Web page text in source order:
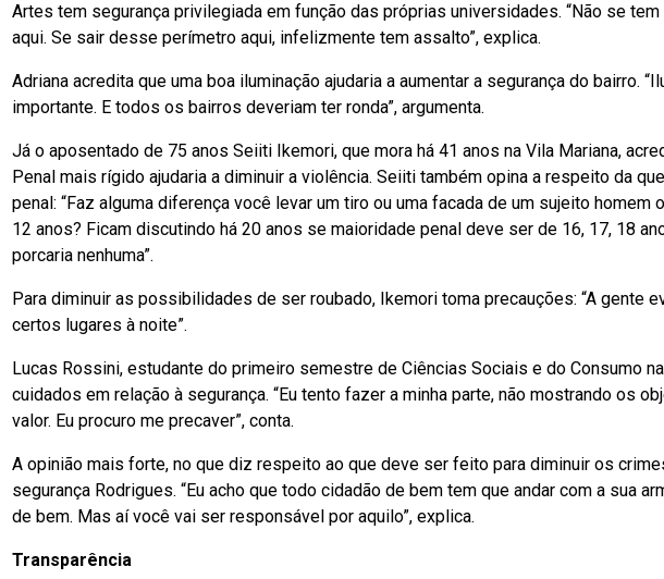
Artes tem segurança privilegiada em função das próprias universidades. “Não se
aqui. Se sair desse perímetro aqui, infelizmente tem assalto”, explica.
Adriana acredita que uma boa iluminação ajudaria a aumentar a segurança do bairro.
importante. E todos os bairros deveriam ter ronda”, argumenta.
Já o aposentado de 75 anos Seiiti Ikemori, que mora há 41 anos na Vila Mariana,
Penal mais rígido ajudaria a diminuir a violência. Seiiti também opina a respeito da
penal: “Faz alguma diferença você levar um tiro ou uma facada de um sujeito homem
12 anos? Ficam discutindo há 20 anos se maioridade penal deve ser de 16, 17, 18
porcaria nenhuma”.
Para diminuir as possibilidades de ser roubado, Ikemori toma precauções: “A gente
certos lugares à noite”.
Lucas Rossini, estudante do primeiro semestre de Ciências Sociais e do Consumo
cuidados em relação à segurança. “Eu tento fazer a minha parte, não mostrando os
valor. Eu procuro me precaver”, conta.
A opinião mais forte, no que diz respeito ao que deve ser feito para diminuir os
segurança Rodrigues. “Eu acho que todo cidadão de bem tem que andar com a sua
de bem. Mas aí você vai ser responsável por aquilo”, explica.
Transparência